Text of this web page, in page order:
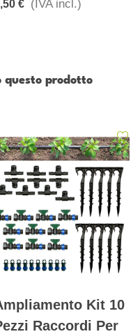
€ (IVA incl.)
questo prodotto
Kit 10
Raccordi Per